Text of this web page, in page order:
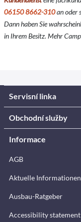
06150 8662-310an oder
Dann haben Sie
in Ihrem Besitz. Mehr
Servisní linka
Obchodní služby
Informace
AGB
Aktuelle
Ausbau-Ratgeber
Accessibility statement